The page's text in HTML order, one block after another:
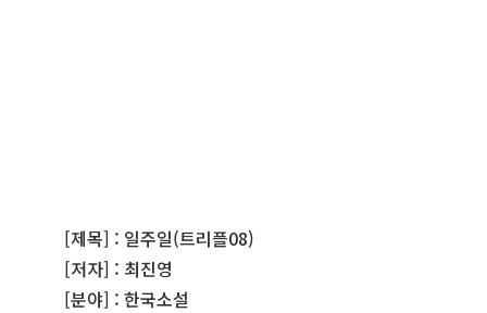
[제목] : 일주일(트리플08)
[저자] : 최진영
[분야] : 한국소설